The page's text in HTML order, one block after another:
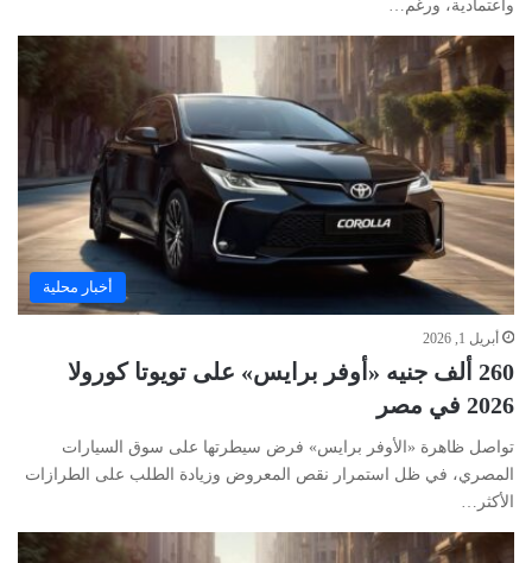
واعتمادية، ورغم…
أخبار محلية
أبريل 1, 2026
260 ألف جنيه «أوفر برايس» على تويوتا كورولا
2026 في مصر
تواصل ظاهرة «الأوفر برايس» فرض سيطرتها على سوق السيارات
المصري، في ظل استمرار نقص المعروض وزيادة الطلب على الطرازات
الأكثر…